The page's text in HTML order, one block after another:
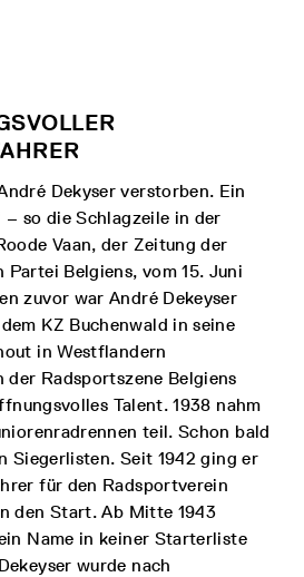
Dekyser verstorben. Ein
so die Schlagzeile in der
Vaan, der Zeitung der
Partei Belgiens, vom 15. Juni
zuvor war André Dekeyser
KZ Buchenwald in seine
in Westflandern
der Radsportszene Belgiens
Talent. 1938 nahm
teil. Schon bald
Siegerlisten. Seit 1942 ging er
für den Radsportverein
den Start. Ab Mitte 1943
Name in keiner Starterliste
wurde nach